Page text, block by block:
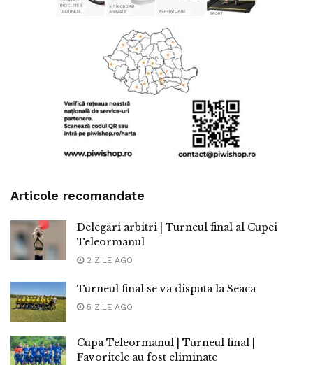
Articole recomandate
Delegări arbitri | Turneul final al Cupei
Teleormanul
2 ZILE AGO
Turneul final se va disputa la Seaca
5 ZILE AGO
Cupa Teleormanul | Turneul final |
Favoritele au fost eliminate